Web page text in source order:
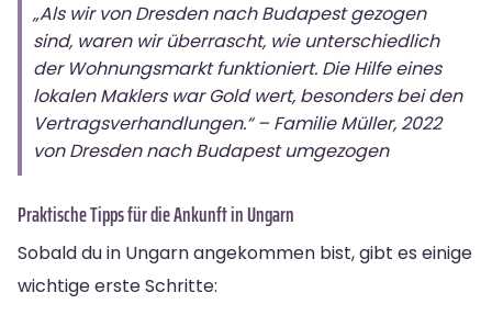
„Als wir von Dresden nach Budapest gezogen
sind, waren wir überrascht, wie unterschiedlich
der Wohnungsmarkt funktioniert. Die Hilfe eines
lokalen Maklers war Gold wert, besonders bei den
Vertragsverhandlungen.“ – Familie Müller, 2022
von Dresden nach Budapest umgezogen
Praktische Tipps für die Ankunft in Ungarn
Sobald du in Ungarn angekommen bist, gibt es einige
wichtige erste Schritte: